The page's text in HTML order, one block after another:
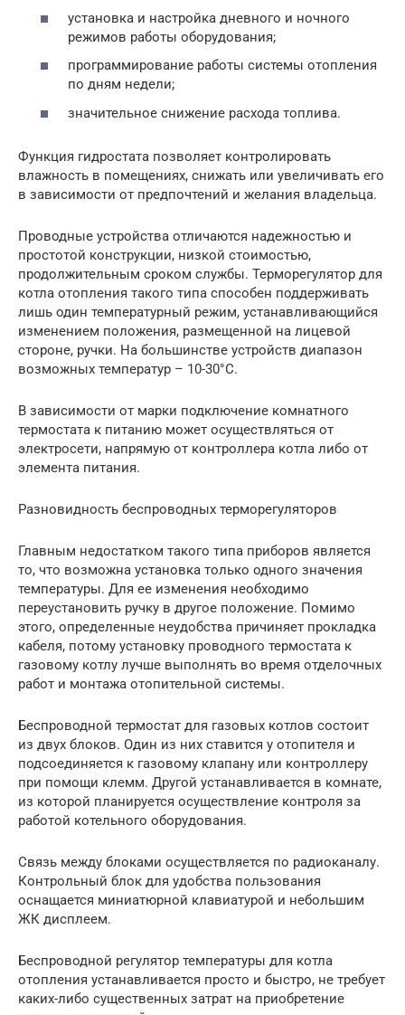
установка и настройка дневного и ночного
режимов работы оборудования;
программирование работы системы отопления
по дням недели;
значительное снижение расхода топлива.
Функция гидростата позволяет контролировать
влажность в помещениях, снижать или увеличивать его
в зависимости от предпочтений и желания владельца.
Проводные устройства отличаются надежностью и
простотой конструкции, низкой стоимостью,
продолжительным сроком службы. Терморегулятор для
котла отопления такого типа способен поддерживать
лишь один температурный режим, устанавливающийся
изменением положения, размещенной на лицевой
стороне, ручки. На большинстве устройств диапазон
возможных температур – 10-30°С.
В зависимости от марки подключение комнатного
термостата к питанию может осуществляться от
электросети, напрямую от контроллера котла либо от
элемента питания.
Разновидность беспроводных терморегуляторов
Главным недостатком такого типа приборов является
то, что возможна установка только одного значения
температуры. Для ее изменения необходимо
переустановить ручку в другое положение. Помимо
этого, определенные неудобства причиняет прокладка
кабеля, потому установку проводного термостата к
газовому котлу лучше выполнять во время отделочных
работ и монтажа отопительной системы.
Беспроводной термостат для газовых котлов состоит
из двух блоков. Один из них ставится у отопителя и
подсоединяется к газовому клапану или контроллеру
при помощи клемм. Другой устанавливается в комнате,
из которой планируется осуществление контроля за
работой котельного оборудования.
Связь между блоками осуществляется по радиоканалу.
Контрольный блок для удобства пользования
оснащается миниатюрной клавиатурой и небольшим
ЖК дисплеем.
Беспроводной регулятор температуры для котла
отопления устанавливается просто и быстро, не требует
каких-либо существенных затрат на приобретение